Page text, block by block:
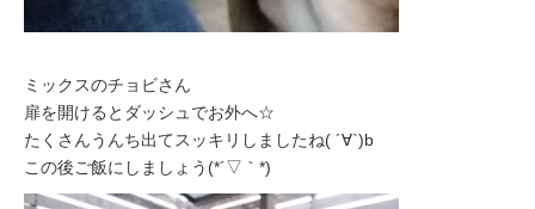
ミックスのチョビさん
扉を開けるとダッシュでお外へ☆
たくさんうんち出てスッキリしましたね( ´∀`)b
この後ご飯にしましょう(*´▽｀*)